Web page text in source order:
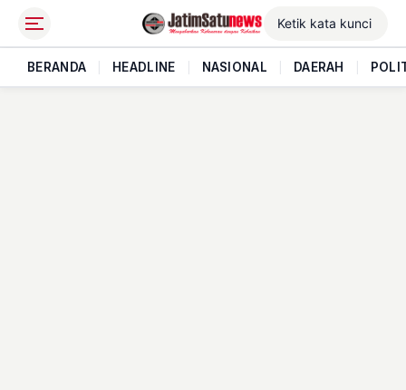
BERANDA HEADLINE NASIONAL DAERAH